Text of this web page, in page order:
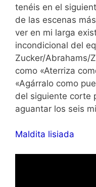
tenéis en el
de las escenas
ver en mi larga
incondicional del
Zucker/Abrahams/
como «Aterriza
«Agárralo como
del siguiente corte
aguantar los seis
Maldita lisiada